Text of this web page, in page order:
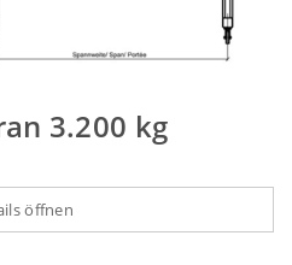
3.200 kg
öffnen